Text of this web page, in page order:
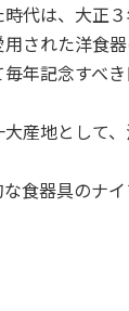
代は、大正
された洋食
年記念すべ
産地として
食器具のナ